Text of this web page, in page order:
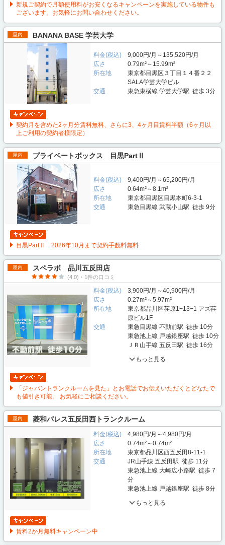
新規ご契約で月額使用料がお安くなるキャンペーンを実施している物件も
ございます。お気軽にお問い合わせください。
屋内 BANANA BASE 学芸大学
料金(税込)
9,000円/月～135,520円/月
広さ
0.79m²～15.99m²
所在地
東京都目黒区３丁目１４番２２
SALA学芸大学ビル
交通
東急東横線 学芸大学駅 徒歩 3分
契約月を含めた2ヶ月分賃料無料、さらに3、4ヶ月目賃料半額（6ヶ月以
上ご利用の契約者様限定）
屋内 プライベートボックス 目黒PartⅡ
料金(税込)
9,400円/月～65,200円/月
広さ
0.64m²～8.1m²
所在地
東京都目黒区目黒本町6-3-1
交通
東急目黒線 武蔵小山駅 徒歩 9分
目黒PartⅡ 2026年10月まで契約手数料無料
屋内 スペラボ 品川五反田店
(4.0)・1件の口コミ
料金(税込)
3,900円/月～40,900円/月
広さ
0.27m²～5.97m²
所在地
東京都品川区荏原1−13−1 アズ荏
原ビル1F
交通
東急目黒線 不動前駅 徒歩 10分
東急池上線 戸越銀座駅 徒歩 10分
ＪＲ山手線 五反田駅 徒歩 16分
もっと見る
「ジャパントランクルームを見た」とお電話でお伝えいただくとどなたで
も値引き可能。 お気軽にご相談ください。
屋内 菱和パレス五反田西トランクルーム
料金(税込)
4,980円/月～4,980円/月
広さ
0.74m²～0.74m²
所在地
東京都品川区西五反田8-11-1
交通
JR山手線 五反田駅 徒歩 11分
東急池上線 大崎広小路駅 徒歩 7
分
東急池上線 戸越銀座駅 徒歩 8分
もっと見る
賃料2か月無料キャンペーン中